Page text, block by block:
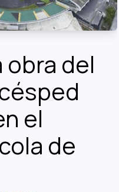
obra del
el
de